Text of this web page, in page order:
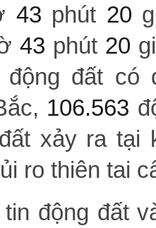
43 phút 20
43 phút 20
động đất
106.563
xảy ra tại
ro thiên tai
động đất